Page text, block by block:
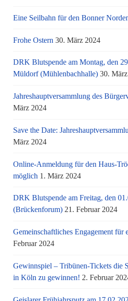
Eine Seilbahn für den Bonner
Frohe Ostern 30. März 2024
DRK Blutspende am Montag, den
Müldorf (Mühlenbachhalle) 30.
Jahreshauptversammlung des
März 2024
Save the Date:
März 2024
Online-Anmeldung für den Haus-
möglich 1. März 2024
DRK Blutspende am Freitag, den
(Brückenforum) 21. Februar 2024
Gemeinschaftliches Engagement für
Februar 2024
Gewinnspiel – Tribünen-Tickets die
in Köln zu gewinnen! 2. Februar